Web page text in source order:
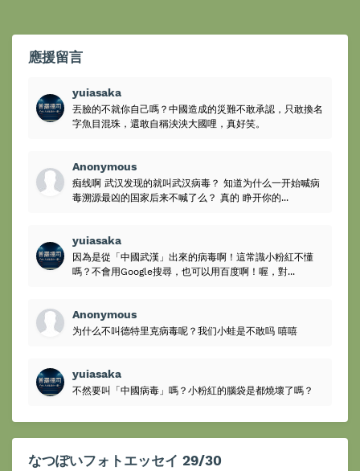
應援留言
yuiasaka
丟臉的不就你自己嗎？中國造成的災難不敢承認，只敢換名
字魚目混珠，還敢自稱泱泱大國哩，真好笑。
Anonymous
痴线啊 武汉发现的就叫武汉病毒？ 知道为什么一开始喊病
毒溯源最凶的国家后来不喊了么？ 真的 睁开你的...
yuiasaka
因為是從「中國武漢」出來的病毒啊！這常識小粉紅不懂
嗎？不會用Google搜尋，也可以用百度啊！喔，對...
Anonymous
为什么不叫德特里克病毒呢？我们小蛙是不敢吗 嘻嘻
yuiasaka
不然要叫「中國病毒」嗎？小粉紅的腦袋是都燒壞了嗎？
なつぽいフォトエッセイ 29/30